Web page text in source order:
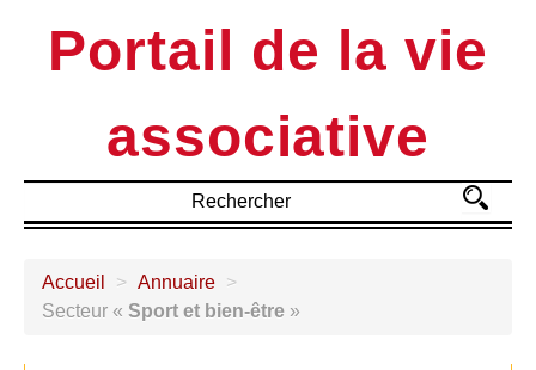
Portail de la vie
associative
Accueil > Annuaire >
Secteur « Sport et bien-être »